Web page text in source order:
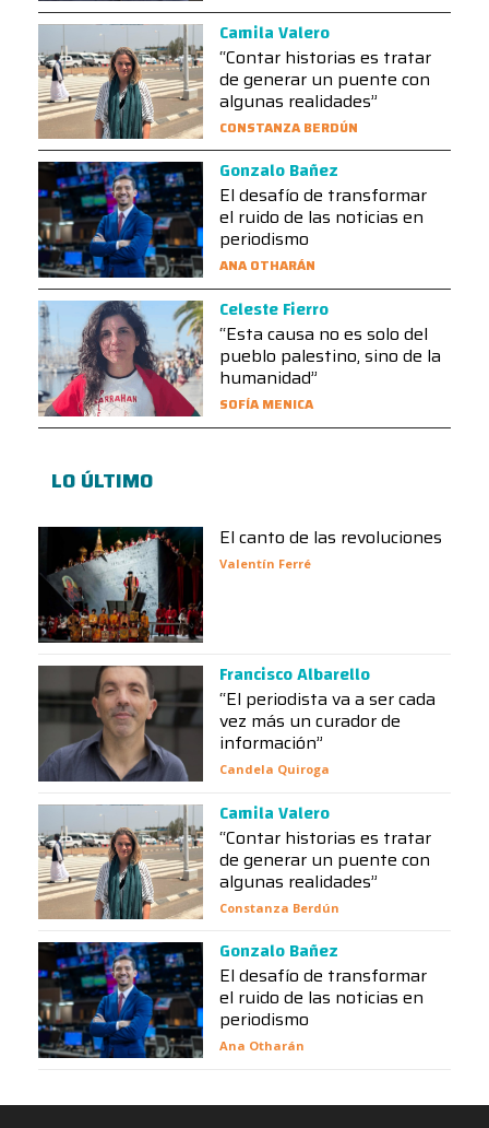
Camila Valero
“Contar historias es tratar
de generar un puente con
algunas realidades”
CONSTANZA BERDÚN
Gonzalo Bañez
El desafío de transformar
el ruido de las noticias en
periodismo
ANA OTHARÁN
Celeste Fierro
“Esta causa no es solo del
pueblo palestino, sino de la
humanidad”
SOFÍA MENICA
LO ÚLTIMO
El canto de las revoluciones
Valentín Ferré
Francisco Albarello
“El periodista va a ser cada
vez más un curador de
información”
Candela Quiroga
Camila Valero
“Contar historias es tratar
de generar un puente con
algunas realidades”
Constanza Berdún
Gonzalo Bañez
El desafío de transformar
el ruido de las noticias en
periodismo
Ana Otharán